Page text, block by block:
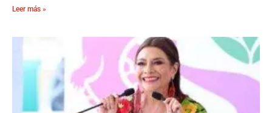
Leer más »